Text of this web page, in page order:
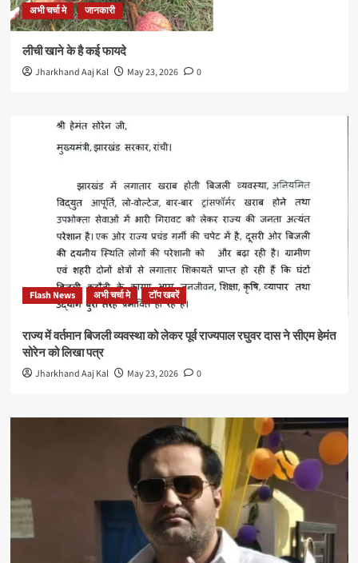
अभी चर्चा मे जानकारी
लीची खाने के है कई फायदे
Jharkhand Aaj Kal May 23, 2026 0
Flash News अभी चर्चा मे टॉप खबरें
राज्य में वर्तमान बिजली व्यवस्था को लेकर पूर्व राज्यपाल रघुवर दास ने सीएम हेमंत
सोरेन को लिखा पत्र
Jharkhand Aaj Kal May 23, 2026 0